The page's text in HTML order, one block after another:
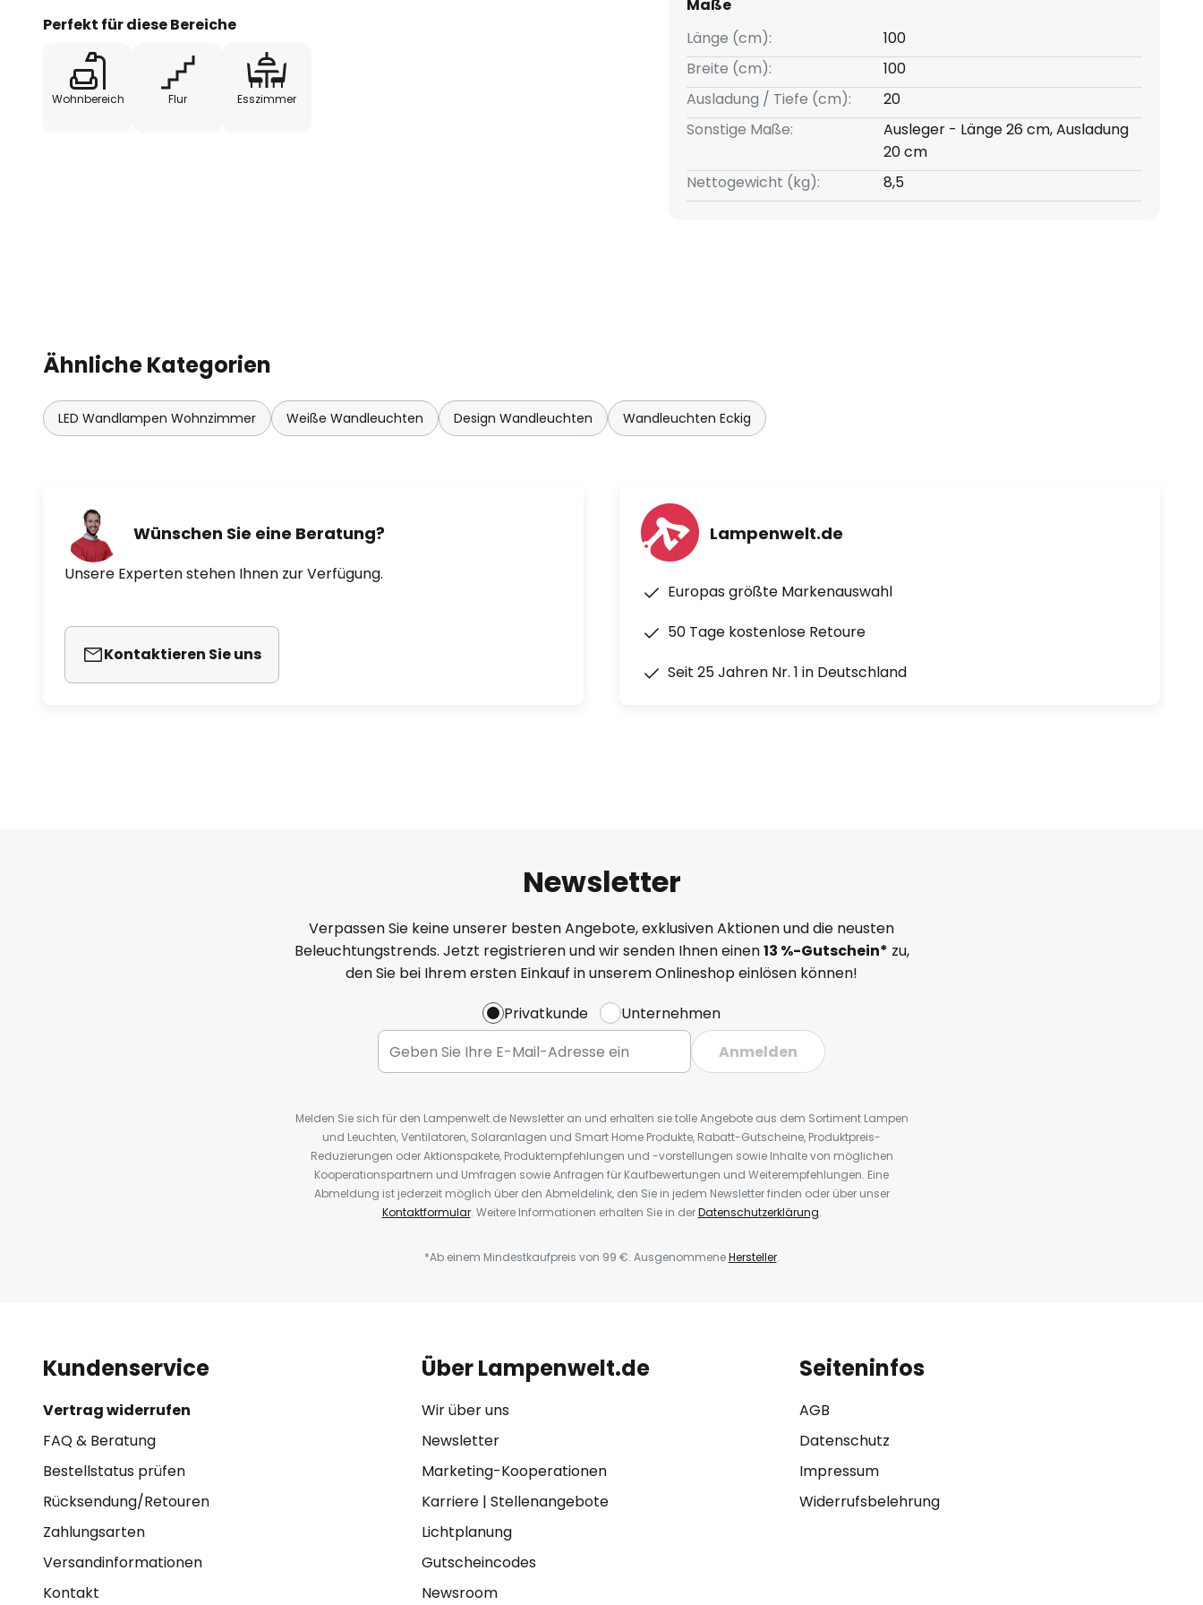
Geltung.
In Handarbeit hergestellt.
Perfekt für diese Bereiche
Wohnbereich Flur Esszimmer
Maße
Länge (cm):
100
Breite (cm):
100
Ausladung / Tiefe (cm):
20
Sonstige Maße:
Ausleger - Länge 26 cm, Ausladung
20 cm
Nettogewicht (kg):
8,5
Ähnliche Kategorien
LED Wandlampen Wohnzimmer Weiße Wandleuchten Design Wandleuchten Wandleuchten Eckig
Wünschen Sie eine Beratung?
Unsere Experten stehen Ihnen zur Verfügung.
Kontaktieren Sie uns
Lampenwelt.de
Europas größte Markenauswahl
50 Tage kostenlose Retoure
Seit 25 Jahren Nr. 1 in Deutschland
Newsletter
Verpassen Sie keine unserer besten Angebote, exklusiven Aktionen und die neusten
Beleuchtungstrends. Jetzt registrieren und wir senden Ihnen einen13 %-Gutschein* zu,
den Sie bei Ihrem ersten Einkauf in unserem Onlineshop einlösen können!
Privatkunde
Unternehmen
Anmelden
Melden Sie sich für den Lampenwelt.de Newsletter an und erhalten sie tolle Angebote aus dem Sortiment Lampen
und Leuchten, Ventilatoren, Solaranlagen und Smart Home Produkte, Rabatt-Gutscheine, Produktpreis-
Reduzierungen oder Aktionspakete, Produktempfehlungen und -vorstellungen sowie Inhalte von möglichen
Kooperationspartnern und Umfragen sowie Anfragen für Kaufbewertungen und Weiterempfehlungen. Eine
Abmeldung ist jederzeit möglich über den Abmeldelink, den Sie in jedem Newsletter finden oder über unser
Kontaktformular. Weitere Informationen erhalten Sie in derDatenschutzerklärung.
*Ab einem Mindestkaufpreis von 99 €. AusgenommeneHersteller.
Kundenservice
Vertrag widerrufen
FAQ & Beratung
Bestellstatus prüfen
Rücksendung/Retouren
Zahlungsarten
Versandinformationen
Kontakt
Über Lampenwelt.de
Wir über uns
Newsletter
Marketing-Kooperationen
Karriere| Stellenangebote
Lichtplanung
Gutscheincodes
Newsroom
Seiteninfos
AGB
Datenschutz
Impressum
Widerrufsbelehrung